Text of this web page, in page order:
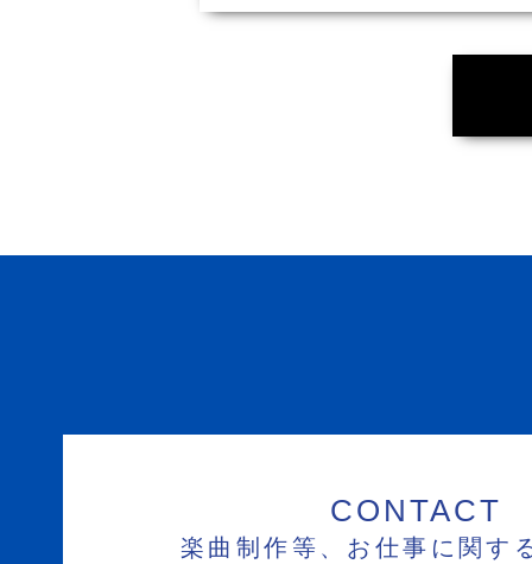
CONTACT
楽曲制作等、お仕事に関す